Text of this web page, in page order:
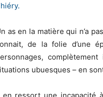
as en la matière qui n’a
de la folie d’une
ubuesques – en